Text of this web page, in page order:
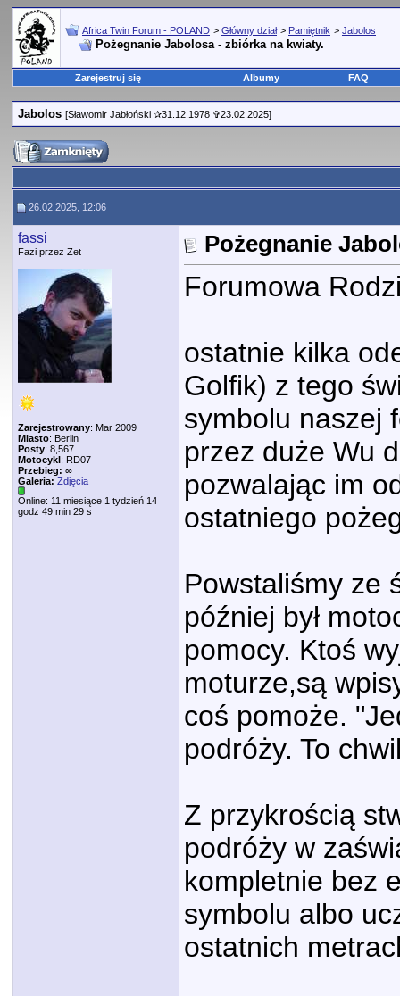
Africa Twin Forum - POLAND > Główny dział > Pamiętnik > Jabolos
Pożegnanie Jabolosa - zbiórka na kwiaty.
Zarejestruj się Albumy FAQ
Jabolos [Sławomir Jabłoński ✰31.12.1978 ✞23.02.2025]
26.02.2025, 12:06
fassi
Fazi przez Zet
Zarejestrowany: Mar 2009
Miasto: Berlin
Posty: 8,567
Motocykl: RD07
Przebieg: ∞
Galeria: Zdjęcia
Online: 11 miesiące 1 tydzień 14
godz 49 min 29 s
Pożegnanie
Forumowa
ostatnie kilka
Golfik) z tego
symbolu naszej
przez duże Wu
pozwalając im
ostatniego
Powstaliśmy ze
później był
pomocy. Ktoś
moturze,są
coś pomoże.
podróży. To
Z przykrością
podróży w
kompletnie bez
symbolu albo
ostatnich